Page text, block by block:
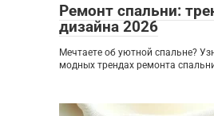
Ремонт спальни:
дизайна 2026
Мечтаете об уютной спальне?
модных трендах ремонта